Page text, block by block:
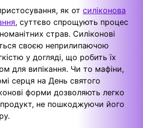
як от силіконова
, суттєво спрощують процес
страв. Силіконові
своєю неприлипаючою
у догляді, що робить їх
для випікання. Чи то мафіни,
серця на День святого
форми дозволяють легко
продукт, не пошкоджуючи його